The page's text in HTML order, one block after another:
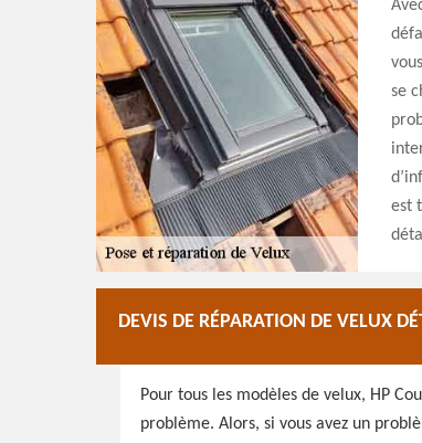
se
est
DEVIS DE RÉPARATION DE VELUX
Pour tous les modèles de velux, HP
problème. Alors, si vous avez un